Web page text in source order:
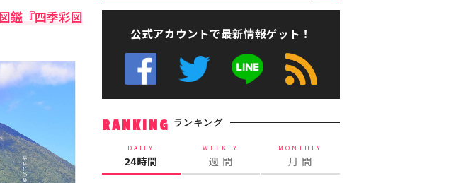
鑑『四季彩図
公式アカウントで最新情報ゲット！
RANKING ランキング
DAILY
24時間
WEEKLY
週 間
MONTHLY
月 間